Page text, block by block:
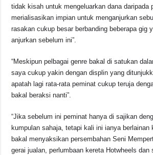
tidak kisah untuk mengeluarkan dana daripada
merialisasikan impian untuk menganjurkan
rasakan cukup besar berbanding beberapa gig
anjurkan sebelum ini”.
“Meskipun pelbagai genre bakal di satukan
saya cukup yakin dengan displin yang
apatah lagi rata-rata peminat cukup teruja
bakal beraksi nanti”.
“Jika sebelum ini peminat hanya di sajikan
kumpulan sahaja, tetapi kali ini ianya berlainan
bakal menyaksikan persembahan Seni
gerai jualan, perlumbaan kereta Hotwheels dan